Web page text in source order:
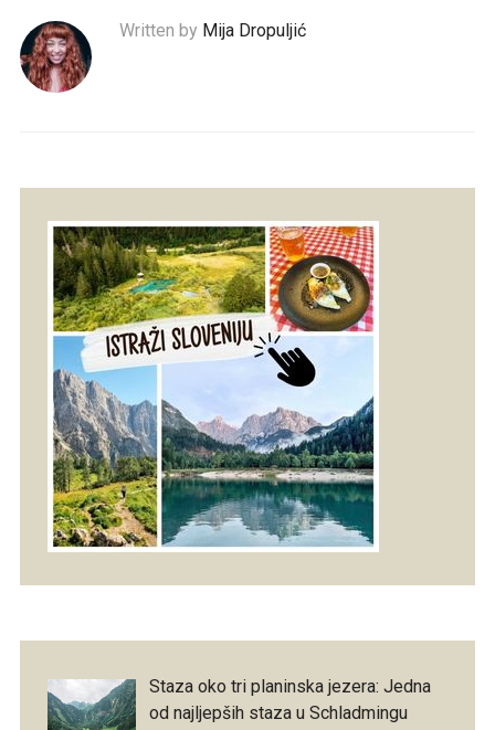
Written by Mija Dropuljić
Staza oko tri planinska jezera: Jedna
od najljepših staza u Schladmingu